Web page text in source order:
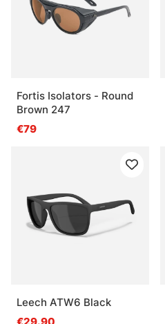
Fortis Isolators - Round
Brown 247
€79
Leech ATW6 Black
€29.90